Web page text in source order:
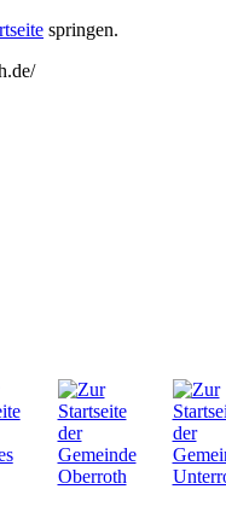
springen.